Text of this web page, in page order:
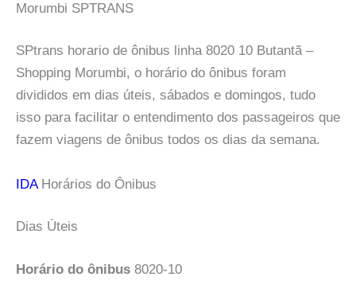
Morumbi SPTRANS
SPtrans horario de ônibus linha 8020 10 Butantã –
Shopping Morumbi, o horário do ônibus foram
divididos em dias úteis, sábados e domingos, tudo
isso para facilitar o entendimento dos passageiros que
fazem viagens de ônibus todos os dias da semana.
IDAHorários do Ônibus
Dias Úteis
Horário do ônibus 8020-10